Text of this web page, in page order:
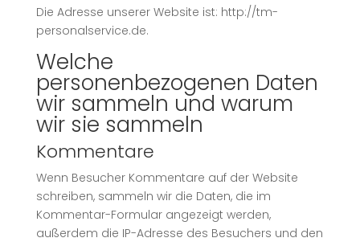
Die Adresse unserer Website ist: http://tm-
personalservice.de.
Welche
personenbezogenen Daten
wir sammeln und warum
wir sie sammeln
Kommentare
Wenn Besucher Kommentare auf der Website
schreiben, sammeln wir die Daten, die im
Kommentar-Formular angezeigt werden,
außerdem die IP-Adresse des Besuchers und den